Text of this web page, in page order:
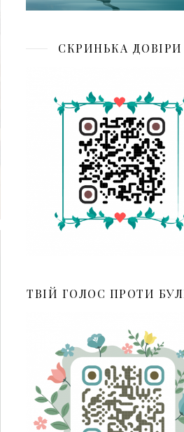
СКРИНЬКА ДОВІРИ
ТВІЙ ГОЛОС ПРОТИ